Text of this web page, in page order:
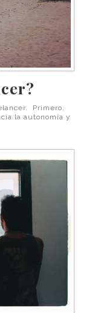
Primero,
la autonomía y